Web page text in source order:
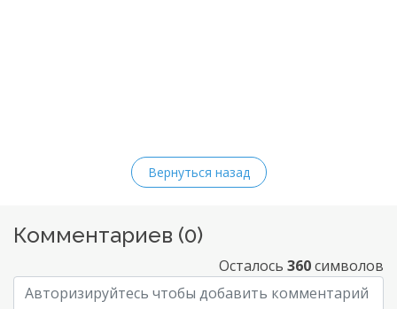
Вернуться назад
Комментариев (0)
Осталось 360символов